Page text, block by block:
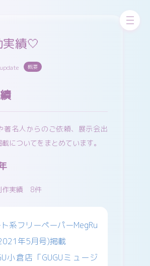
Cara Instagram
績🤍
概要
著名人からのご依頼、展示会出
についてをまとめています。
作実績 8件
ト系フリーペーパーMegRu
年5月号)掲載
小倉店「GUGUミュージ